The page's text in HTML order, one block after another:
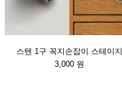
스텐 1구 꼭지손잡이 스테이지
3,000 원